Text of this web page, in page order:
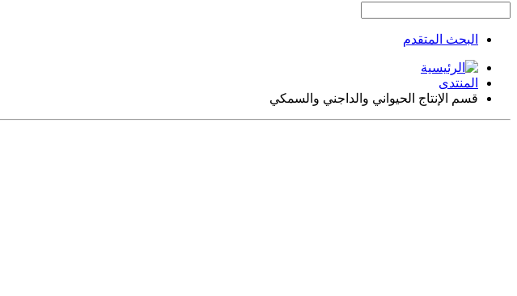
البحث المتقدم
المنتدى
قسم الإنتاج الحيواني والداجني والسمكي